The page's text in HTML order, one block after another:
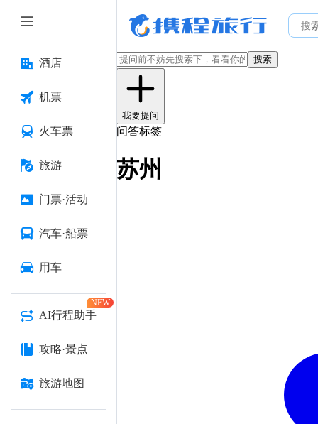
酒店
机票
火车票
旅游
门票·活动
汽车·船票
用车
AI行程助手
NEW
攻略·景点
旅游地图
搜索
我要提问
问答标签
苏州